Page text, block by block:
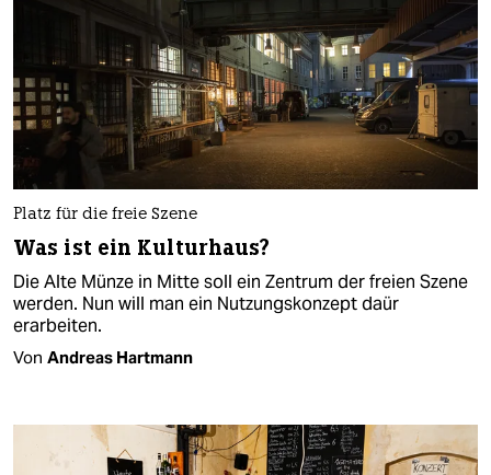
Platz für die freie Szene
Was ist ein Kulturhaus?
Die Alte Münze in Mitte soll ein Zentrum der freien Szene
werden. Nun will man ein Nutzungskonzept daür
erarbeiten.
Von Andreas Hartmann